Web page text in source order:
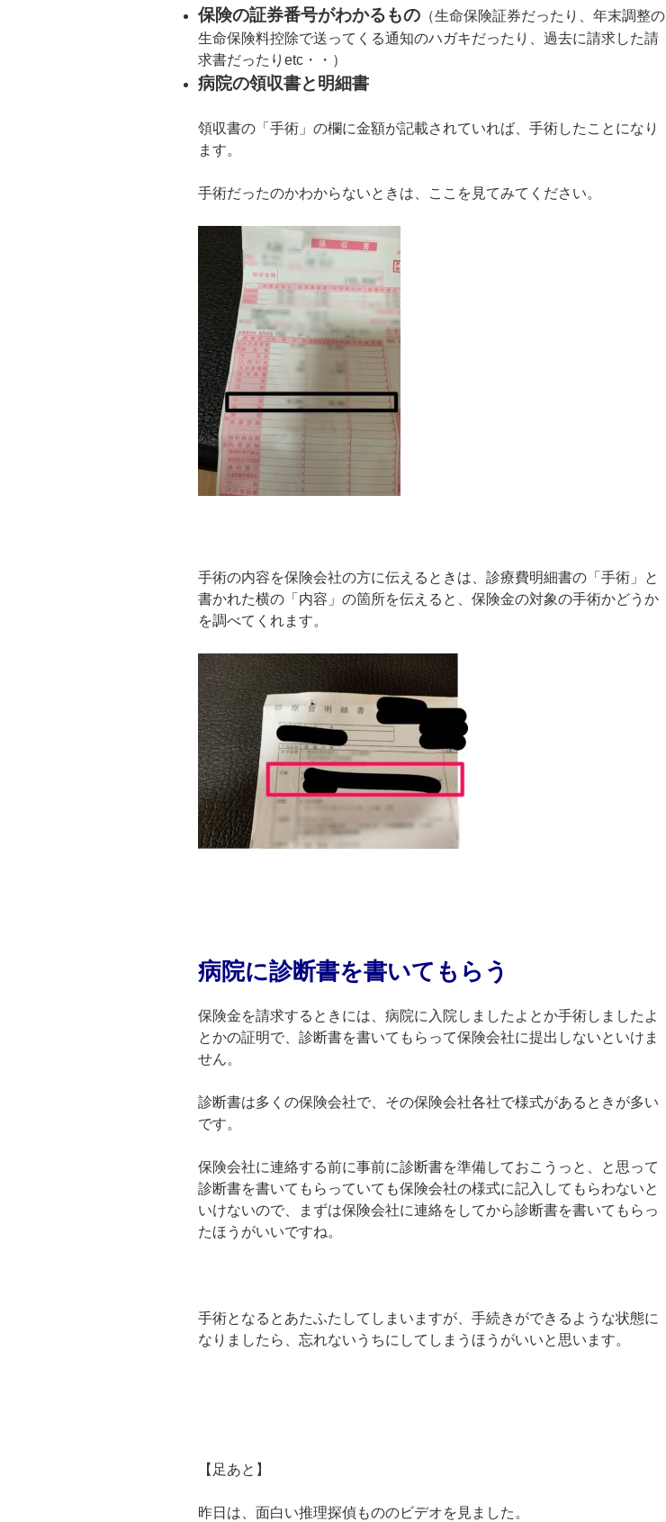
保険の証券番号がわかるもの （生命保険証券だったり、年末調整の
生命保険料控除で送ってくる通知のハガキだったり、過去に請求した請
求書だったりetc・・）
病院の領収書と明細書
領収書の「手術」の欄に金額が記載されていれば、手術したことになり
ます。
手術だったのかわからないときは、ここを見てみてください。
手術の内容を保険会社の方に伝えるときは、診療費明細書の「手術」と
書かれた横の「内容」の箇所を伝えると、保険金の対象の手術かどうか
を調べてくれます。
病院に診断書を書いてもらう
保険金を請求するときには、病院に入院しましたよとか手術しましたよ
とかの証明で、診断書を書いてもらって保険会社に提出しないといけま
せん。
診断書は多くの保険会社で、その保険会社各社で様式があるときが多い
です。
保険会社に連絡する前に事前に診断書を準備しておこうっと、と思って
診断書を書いてもらっていても保険会社の様式に記入してもらわないと
いけないので、まずは保険会社に連絡をしてから診断書を書いてもらっ
たほうがいいですね。
手術となるとあたふたしてしまいますが、手続きができるような状態に
なりましたら、忘れないうちにしてしまうほうがいいと思います。
【足あと】
昨日は、面白い推理探偵もののビデオを見ました。